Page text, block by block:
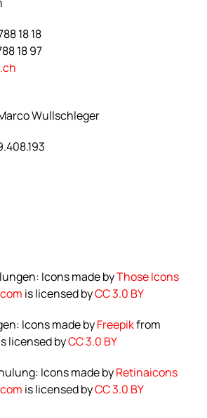
18 18
18 97
Wullschleger
Icons made byThose Icons
is licensed byCC 3.0 BY
Icons made byFreepikfrom
licensed byCC 3.0 BY
Icons made byRetinaicons
is licensed byCC 3.0 BY